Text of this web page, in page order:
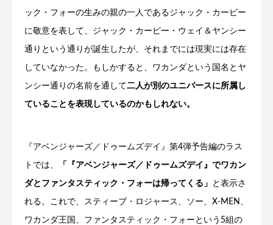
ック・フォーの生みの親の一人であるジャック・カービー
に敬意を表して、ジャック・カービー・ウェイ＆ヤンシー
通りという通りが誕生したが、それまでには現実には存在
していなかった。もしかすると、ワカンダという国名とヤ
ンシー通りの名前を通して二人が別のユニバースに所属し
ていることを表現しているのかもしれない。
『アベンジャーズ／ドゥームズデイ』第4弾予告編のラス
トでは、 「『アベンジャーズ／ドゥームズデイ』でワカン
ダとファンタスティック・フォーは帰ってくる」 と表示さ
れる。これで、スティーブ・ロジャース、ソー、X-MEN、
ワカンダ王国、ファンタスティック・フォーという5組の